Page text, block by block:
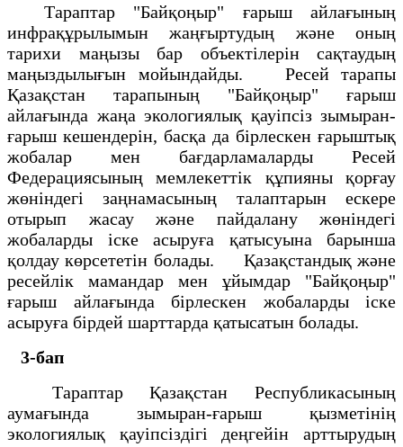
Тараптар "Байқоңыр" ғарыш айлағының
инфрақұрылымын жаңғыртудың және оның
тарихи маңызы бар объектілерін сақтаудың
маңыздылығын мойындайды. Ресей тарапы
Қазақстан тарапының "Байқоңыр" ғарыш
айлағында жаңа экологиялық қауіпсіз зымыран-
ғарыш кешендерін, басқа да бірлескен ғарыштық
жобалар мен бағдарламаларды Ресей
Федерациясының мемлекеттік құпияны қорғау
жөніндегі заңнамасының талаптарын ескере
отырып жасау және пайдалану жөніндегі
жобаларды іске асыруға қатысуына барынша
қолдау көрсететін болады. Қазақстандық және
ресейлік мамандар мен ұйымдар "Байқоңыр"
ғарыш айлағында бірлескен жобаларды іске
асыруға бірдей шарттарда қатысатын болады.
3-бап
Тараптар Қазақстан Республикасының
аумағында зымыран-ғарыш қызметінің
экологиялық қауіпсіздігі деңгейін арттырудың